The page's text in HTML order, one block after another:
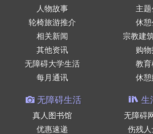
人物故事
轮椅旅游推介
相关新闻
其他资讯
无障碍大学生活
每月通讯
主题
休憩
宗教建
购
教育
休
无障碍生活
真人图书馆
优惠速递
生
无障碍
伤残